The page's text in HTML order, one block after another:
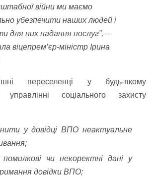
війни ми маємо
убезпечити наших людей і
для них надання послуг”, –
віцепрем’єр-міністр Ірина
переселенці у будь-якому
управлінні соціального захисту
у довідці ВПО неактуальне
чи некоректні дані у
довідки ВПО;